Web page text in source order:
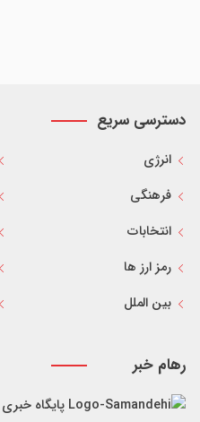
دسترسی سریع
انرژی
فرهنگی
انتخابات
رمز ارز ها
بین الملل
رهام خبر
پایگاه